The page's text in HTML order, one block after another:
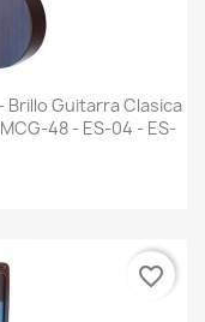
Brillo Guitarra Clasica
48 - ES-04 - ES-
favorite_border